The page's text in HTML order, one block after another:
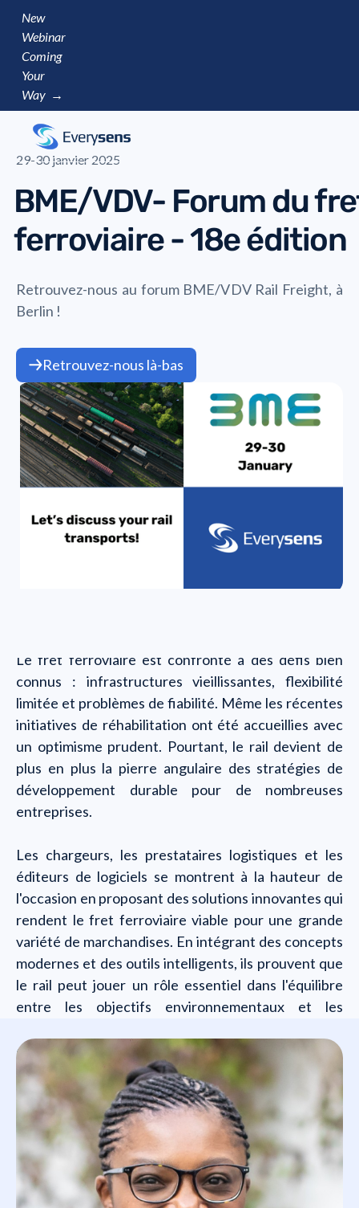
New
Webinar
Coming
Your
Way →
29-30 janvier 2025
BME/VDV- Forum du
ferroviaire - 18e édition
Retrouvez-nous au forum BME/VDV Rail Freight, à
Berlin !
Retrouvez-nous là-bas
Le fret ferroviaire est confronté à des défis bien
connus : infrastructures vieillissantes, flexibilité
limitée et problèmes de fiabilité. Même les récentes
initiatives de réhabilitation ont été accueillies avec
un optimisme prudent. Pourtant, le rail devient de
plus en plus la pierre angulaire des stratégies de
développement durable pour de nombreuses
entreprises.
Les chargeurs, les prestataires logistiques et les
éditeurs de logiciels se montrent à la hauteur de
l'occasion en proposant des solutions innovantes qui
rendent le fret ferroviaire viable pour une grande
variété de marchandises. En intégrant des concepts
modernes et des outils intelligents, ils prouvent que
le rail peut jouer un rôle essentiel dans l'équilibre
entre les objectifs environnementaux et les
Qui allez-vous rencontrer ?